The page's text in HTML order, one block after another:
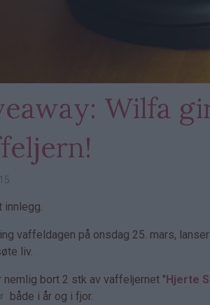
Wilfa
innlegg.
vaffeldagen på onsdag 25. mars,
liv.
nemlig bort 2 stk av vaffeljernet "Hjerte
både i år og i fjor.